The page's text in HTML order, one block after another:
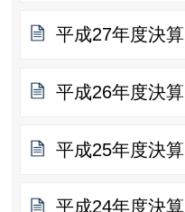
平成27年度決算
平成26年度決算
平成25年度決算
平成24年度決算